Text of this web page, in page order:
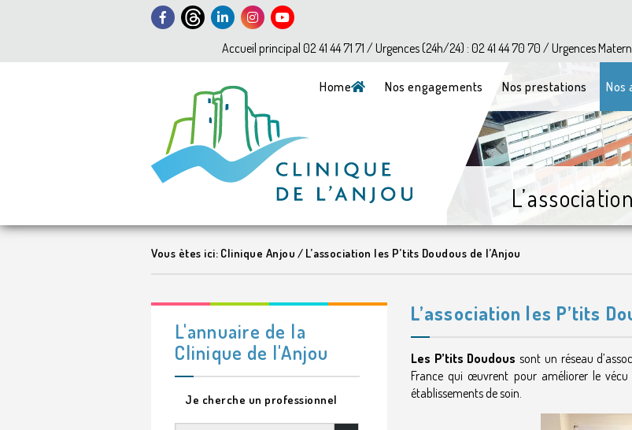
Accueil principal 02 41 44 71 71 / Urgences (24h/24) : 02 41 44 70 70 / Urgences
Home Nos engagements Nos prestations Nos
Vous ètes ici: Clinique Anjou / L’association les P’tits Doudous de l’Anjou
L’association les P’tits
Les P’tits Doudous sont un réseau
France qui œuvrent pour améliorer le
établissements de soin.
L'annuaire de la
Clinique de l'Anjou
Je cherche un professionnel